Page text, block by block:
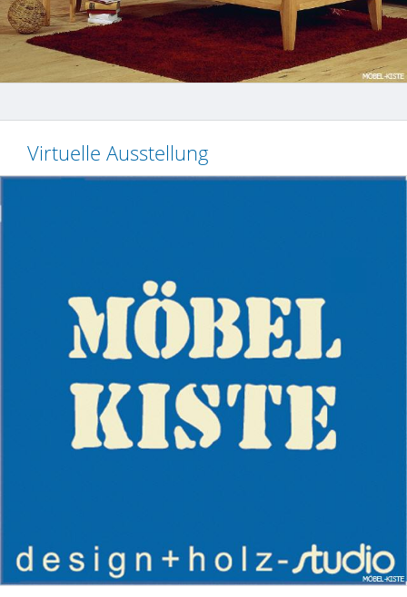
Virtuelle Ausstellung